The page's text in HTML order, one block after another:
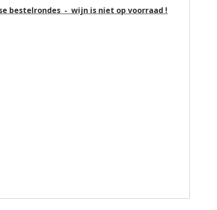
bestelrondes - wijn is niet op voorraad !